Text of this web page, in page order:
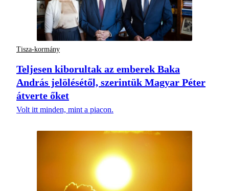
Tisza-kormány
Teljesen kiborultak az emberek Baka
András jelölésétől, szerintük Magyar Péter
átverte őket
Volt itt minden, mint a piacon.